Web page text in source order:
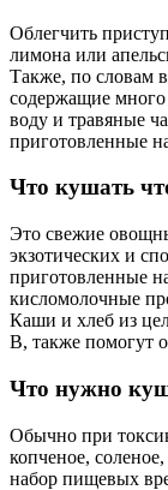
Облегчить
лимона или
Также, по словам
содержащие
воду и травяные
приготовленные
Что кушать
Это свежие
экзотических и
приготовленные
кисломолочные
Каши и хлеб из
B, также помогут
Что нужно
Обычно при
копченое,
набор пищевых